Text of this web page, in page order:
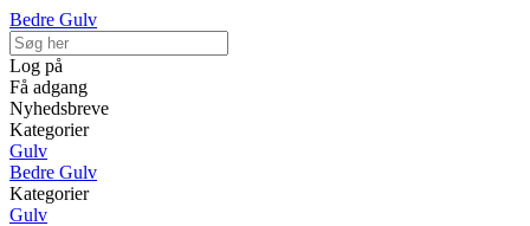
Bedre Gulv
Log på
Få adgang
Nyhedsbreve
Kategorier
Gulv
Bedre Gulv
Kategorier
Gulv